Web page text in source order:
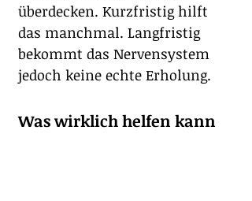
überdecken. Kurzfristig hilft
das manchmal. Langfristig
bekommt das Nervensystem
jedoch keine echte Erholung.
Was wirklich helfen kann